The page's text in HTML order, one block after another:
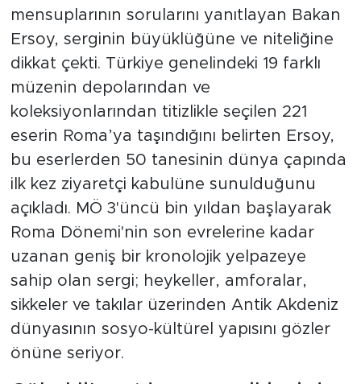
mensuplarının sorularını yanıtlayan Bakan
Ersoy, serginin büyüklüğüne ve niteliğine
dikkat çekti. Türkiye genelindeki 19 farklı
müzenin depolarından ve
koleksiyonlarından titizlikle seçilen 221
eserin Roma’ya taşındığını belirten Ersoy,
bu eserlerden 50 tanesinin dünya çapında
ilk kez ziyaretçi kabulüne sunulduğunu
açıkladı. MÖ 3'üncü bin yıldan başlayarak
Roma Dönemi'nin son evrelerine kadar
uzanan geniş bir kronolojik yelpazeye
sahip olan sergi; heykeller, amforalar,
sikkeler ve takılar üzerinden Antik Akdeniz
dünyasının sosyo-kültürel yapısını gözler
önüne seriyor.